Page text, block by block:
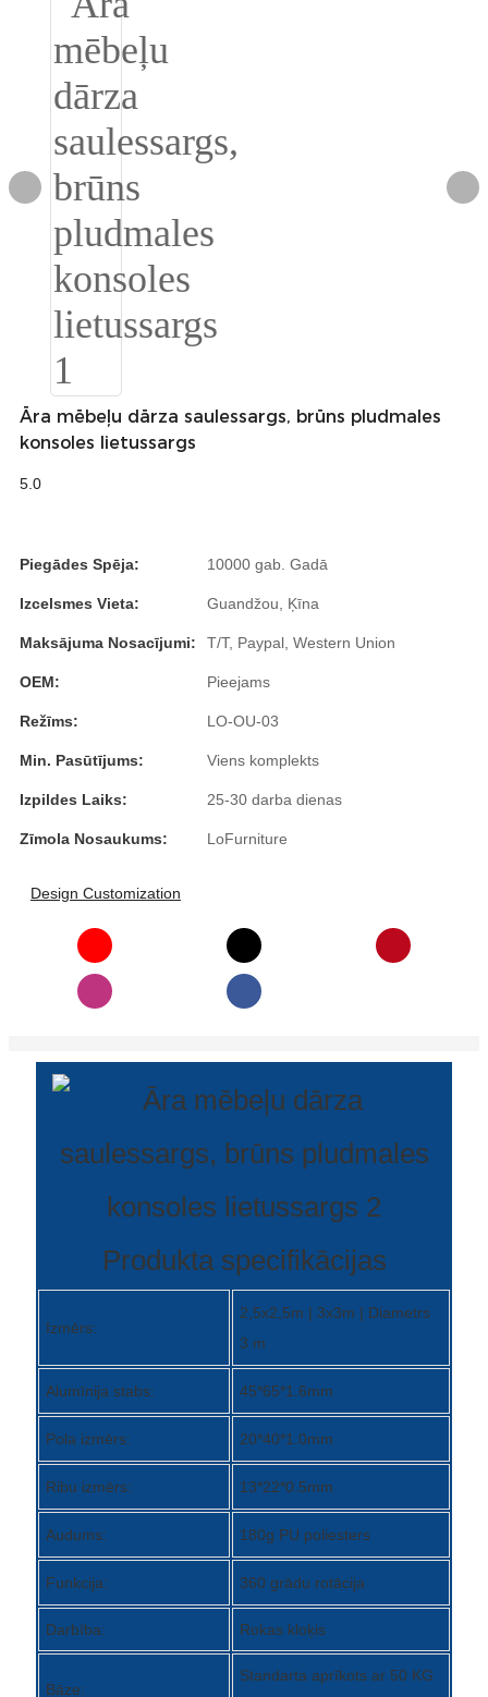
ქართველი
Xhosa
Latin
پښتو
Ελληνικά
Slovenčina
Српски
Shqip
Қазақ Тілі
Bosanski
Lëtzebuergesch
Magyar
हिन्दी
Āra mēbeļu dārza saulessargs, brūns pludmales
konsoles lietussargs
5.0
Piegādes Spēja: 10000 gab. Gadā
Izcelsmes Vieta: Guandžou, Ķīna
Maksājuma Nosacījumi: T/T, Paypal, Western Union
OEM: Pieejams
Režīms: LO-OU-03
Min. Pasūtījums: Viens komplekts
Izpildes Laiks: 25-30 darba dienas
Zīmola Nosaukums: LoFurniture
Design Customization
Produkta specifikācijas
Izmērs:
2,5x2,5m | 3x3m | Diametrs
3 m
Alumīnija stabs: 45*65*1.6mm
Pola izmērs: 20*40*1.0mm
Ribu izmērs: 13*22*0.5mm
Audums: 180g PU poliesters
Funkcija: 360 grādu rotācija
Darbība: Rokas kloķis
Bāze:
Standarta aprīkots ar 50 KG